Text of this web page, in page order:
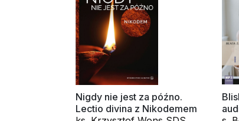
Nigdy nie jest za późno.
Lectio divina z Nikodemem